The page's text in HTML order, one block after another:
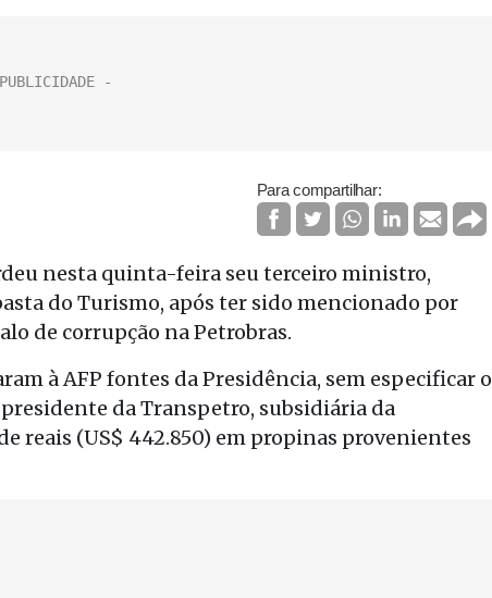
Para compartilhar:
nesta quinta-feira seu terceiro ministro,
do Turismo, após ter sido mencionado por
de corrupção na Petrobras.
à AFP fontes da Presidência, sem especificar o
da Transpetro, subsidiária da
reais (US$ 442.850) em propinas provenientes